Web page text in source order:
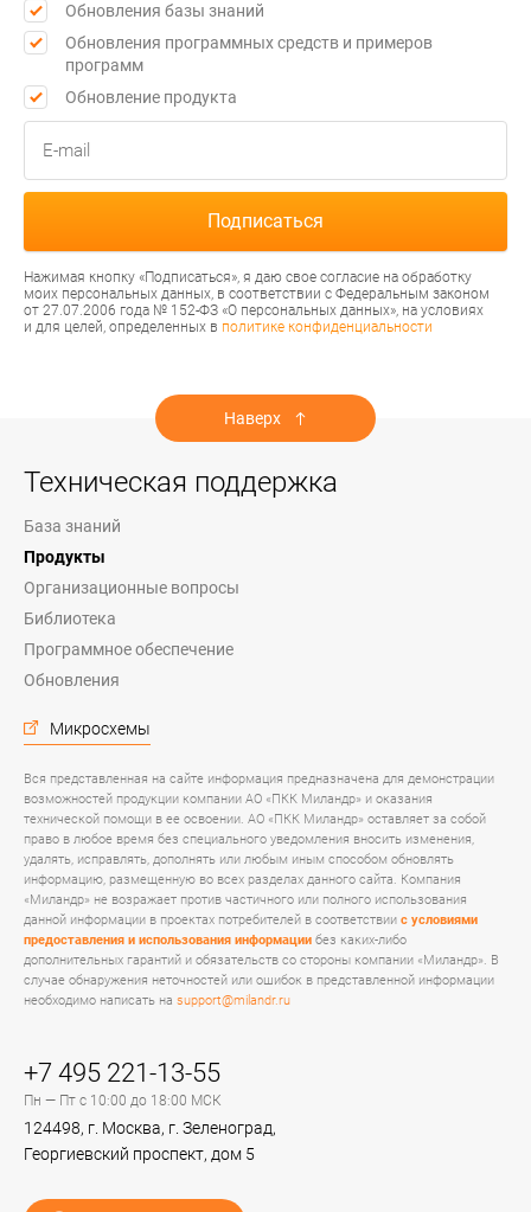
Обновления базы знаний
Обновления программных средств и примеров
программ
Обновление продукта
Нажимая кнопку «Подписаться», я даю свое согласие на обработку
моих персональных данных, в соответствии с Федеральным законом
от 27.07.2006 года № 152-ФЗ «О персональных данных», на условиях
и для целей, определенных в политике конфиденциальности
Наверх
Техническая поддержка
База знаний
Продукты
Организационные вопросы
Библиотека
Программное обеспечение
Обновления
Микросхемы
Вся представленная на сайте информация предназначена для демонстрации
возможностей продукции компании АО «ПКК Миландр» и оказания
технической помощи в ее освоении. АО «ПКК Миландр» оставляет за собой
право в любое время без специального уведомления вносить изменения,
удалять, исправлять, дополнять или любым иным способом обновлять
информацию, размещенную во всех разделах данного сайта. Компания
«Миландр» не возражает против частичного или полного использования
данной информации в проектах потребителей в соответствии с условиями
предоставления и использования информации без каких-либо
дополнительных гарантий и обязательств со стороны компании «Миландр». В
случае обнаружения неточностей или ошибок в представленной информации
необходимо написать на support@milandr.ru
+7 495 221-13-55
Пн — Пт с 10:00 до 18:00 МСК
124498, г. Москва, г. Зеленоград,
Георгиевский проспект, дом 5